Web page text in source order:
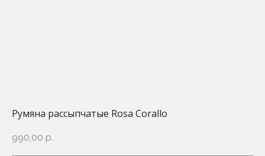
Румяна рассыпчатые Rosa Corallo
990,00 р.